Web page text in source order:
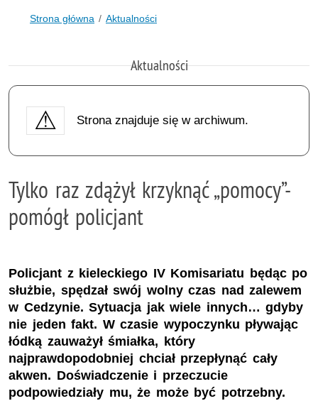
Strona główna Aktualności
Aktualności
Strona znajduje się w archiwum.
Tylko raz zdążył krzyknąć „pomocy”-
pomógł policjant
Policjant z kieleckiego IV Komisariatu będąc po
służbie, spędzał swój wolny czas nad zalewem
w Cedzynie. Sytuacja jak wiele innych… gdyby
nie jeden fakt. W czasie wypoczynku pływając
łódką zauważył śmiałka, który
najprawdopodobniej chciał przepłynąć cały
akwen. Doświadczenie i przeczucie
podpowiedziały mu, że może być potrzebny.